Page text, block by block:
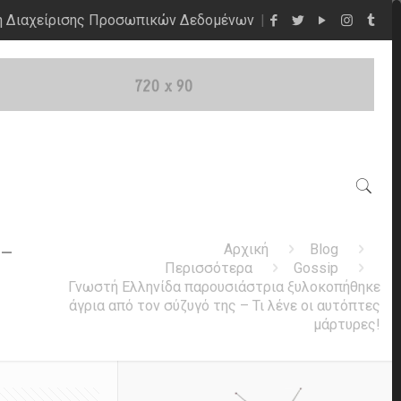
Διαχείρισης Προσωπικών Δεδομένων
Αρχική
Blog
Περισσότερα
Gossip
Γνωστή Ελληνίδα παρουσιάστρια ξυλοκοπήθηκε
άγρια από τον σύζυγό της – Τι λένε οι αυτόπτες
μάρτυρες!